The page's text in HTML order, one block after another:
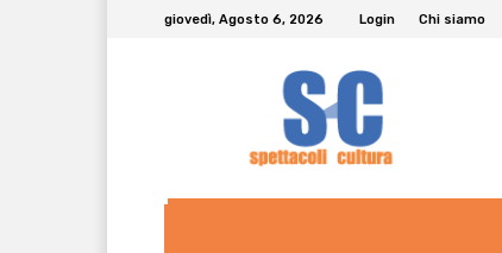
giovedì, Agosto 6, 2026 Login Chi siamo